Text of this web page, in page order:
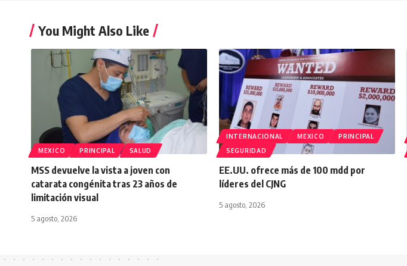
You Might Also Like
MEXICO PRINCIPAL SALUD
MSS devuelve la vista a joven con
catarata congénita tras 23 años de
limitación visual
5 agosto, 2026
INTERNACIONAL MEXICO
PRINCIPAL
SEGURIDAD
EE.UU. ofrece más de 100 mdd por
líderes del CJNG
5 agosto, 2026